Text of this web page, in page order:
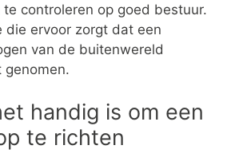
controleren op goed bestuur.
die ervoor zorgt dat een
van de buitenwereld
genomen.
handig is om een
te richten